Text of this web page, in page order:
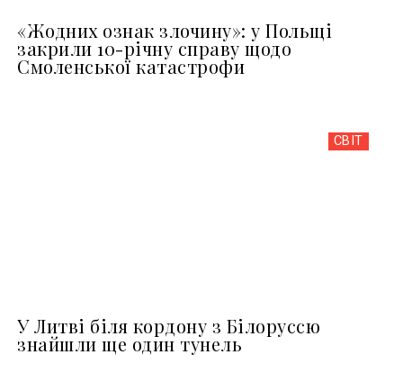
«Жодних ознак злочину»: у Польщі
закрили 10-річну справу щодо
Смоленської катастрофи
СВІТ
У Литві біля кордону з Білоруссю
знайшли ще один тунель